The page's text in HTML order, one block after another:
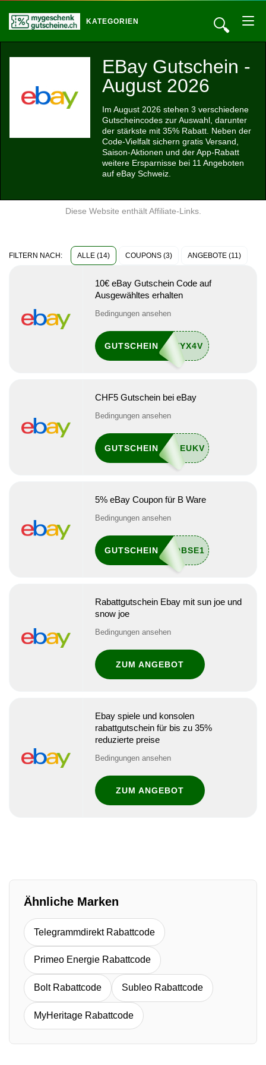
🔍
KATEGORIEN
EBay Gutschein -
August 2026
Im August 2026 stehen 3 verschiedene
Gutscheincodes zur Auswahl, darunter
der stärkste mit 35% Rabatt. Neben der
Code-Vielfalt sichern gratis Versand,
Saison-Aktionen und der App-Rabatt
weitere Ersparnisse bei 11 Angeboten
auf eBay Schweiz.
Diese Website enthält Affiliate-Links.
FILTERN NACH: ALLE (14) COUPONS (3) ANGEBOTE (11)
10€ eBay Gutschein Code auf
Ausgewähltes erhalten
Bedingungen ansehen
GUTSCHEIN
CHF5 Gutschein bei eBay
Bedingungen ansehen
GUTSCHEIN
5% eBay Coupon für B Ware
Bedingungen ansehen
GUTSCHEIN
Rabattgutschein Ebay mit sun joe und
snow joe
Bedingungen ansehen
ZUM ANGEBOT
Ebay spiele und konsolen
rabattgutschein für bis zu 35%
reduzierte preise
Bedingungen ansehen
ZUM ANGEBOT
Ähnliche Marken
Telegrammdirekt Rabattcode
Primeo Energie Rabattcode
Bolt Rabattcode Subleo Rabattcode
MyHeritage Rabattcode